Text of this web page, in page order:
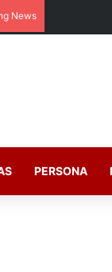
News
PERSONA